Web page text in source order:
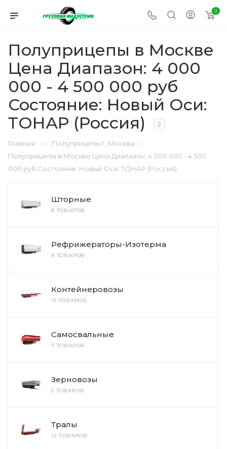
0
Полуприцепы в Москве
Цена Диапазон: 4 000
000 - 4 500 000 руб
Состояние: Новый Оси:
ТОНАР (Россия)
2
Главная — Полуприцепы г. Москва —
Полуприцепы в Москве Цена Диапазон: 4 000 000 - 4 500
000 руб Состояние: Новый Оси: ТОНАР (Россия)
Шторные
8 ТОВАРОВ
Рефрижераторы-Изотерма
9 ТОВАРОВ
Контейнеровозы
15 ТОВАРОВ
Самосвальные
7 ТОВАРОВ
Зерновозы
5 ТОВАРОВ
Тралы
12 ТОВАРОВ